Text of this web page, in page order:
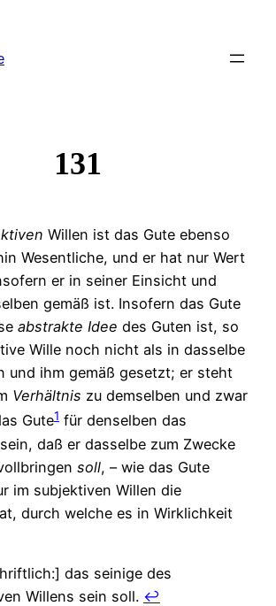
131
Willen ist das Gute ebenso
Wesentliche, und er hat nur Wert
er in seiner Einsicht und
gemäß ist. Insofern das Gute
abstrakte Idee des Guten ist, so
Wille noch nicht als in dasselbe
und ihm gemäß gesetzt; er steht
Verhältnis zu demselben und zwar
Gute1 für denselben das
daß er dasselbe zum Zwecke
soll, – wie das Gute
im subjektiven Willen die
durch welche es in Wirklichkeit
das seinige des
Willens sein soll. ↩︎